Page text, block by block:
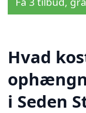
Hvad
i Seden